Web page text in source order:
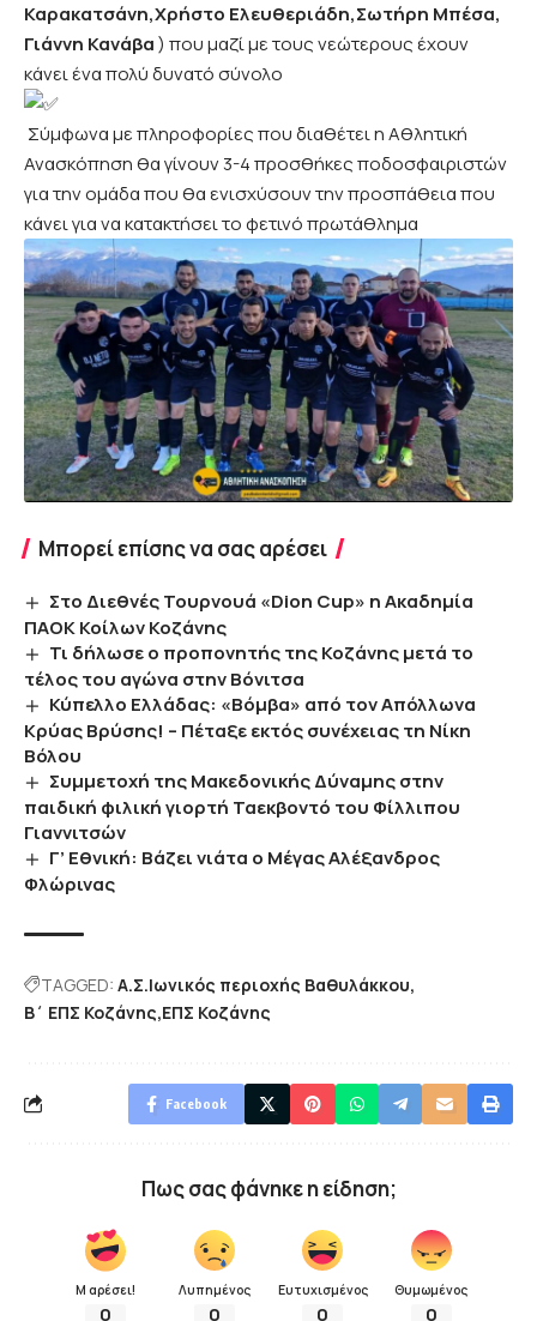
Καρακατσάνη,Χρήστο Ελευθεριάδη,Σωτήρη Μπέσα,
Γιάννη Κανάβα) που μαζί με τους νεώτερους έχουν
κάνει ένα πολύ δυνατό σύνολο
Σύμφωνα με πληροφορίες που διαθέτει ηΑθλητική
Ανασκόπησηθα γίνουν 3-4 προσθήκες ποδοσφαιριστών
για την ομάδα που θα ενισχύσουν την προσπάθεια που
κάνει για να κατακτήσει το φετινό πρωτάθλημα
Μπορεί επίσης να σας αρέσει
Στο Διεθνές Τουρνουά «Dion Cup» η Ακαδημία
ΠΑΟΚ Κοίλων Κοζάνης
Τι δήλωσε ο προπονητής της Κοζάνης μετά το
τέλος του αγώνα στην Βόνιτσα
Κύπελλο Ελλάδας: «Βόμβα» από τον Απόλλωνα
Κρύας Βρύσης! – Πέταξε εκτός συνέχειας τη Νίκη
Βόλου
Συμμετοχή της Μακεδονικής Δύναμης στην
παιδική φιλική γιορτή Ταεκβοντό του Φίλλιπου
Γιαννιτσών
Γ’ Εθνική: Βάζει νιάτα ο Μέγας Αλέξανδρος
Φλώρινας
TAGGED: Α.Σ.Ιωνικός περιοχής Βαθυλάκκου
Β΄ ΕΠΣ Κοζάνης ΕΠΣ Κοζάνης
Facebook
Πως σας φάνηκε η είδηση;
Μ αρέσει!
0
Λυπημένος
0
Ευτυχισμένος
0
Θυμωμένος
0